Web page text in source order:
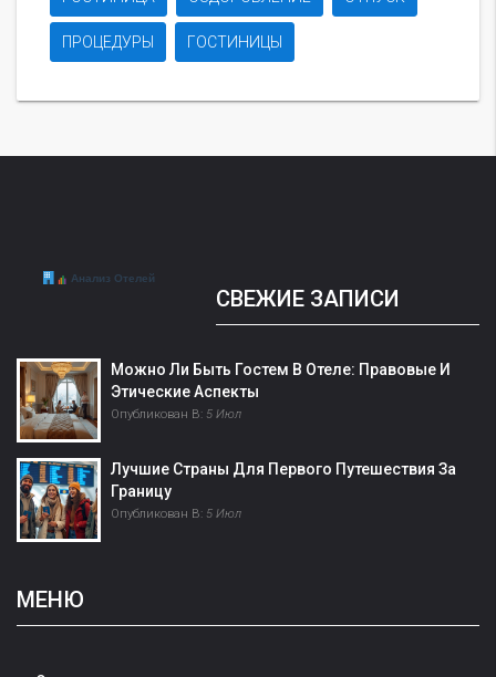
ПРОЦЕДУРЫ ГОСТИНИЦЫ
СВЕЖИЕ ЗАПИСИ
Можно Ли Быть Гостем В Отеле: Правовые И
Этические Аспекты
Опубликован В: 5 Июл
Лучшие Страны Для Первого Путешествия За
Границу
Опубликован В: 5 Июл
МЕНЮ